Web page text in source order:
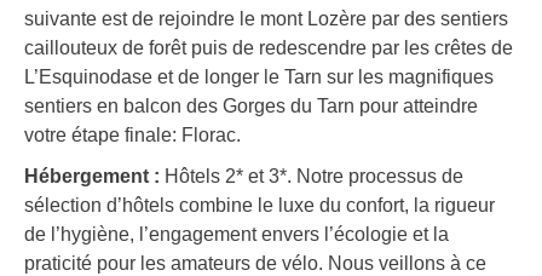
suivante est de rejoindre le mont Lozère par des sentiers
caillouteux de forêt puis de redescendre par les crêtes de
L’Esquinodase et de longer le Tarn sur les magnifiques
sentiers en balcon des Gorges du Tarn pour atteindre
votre étape finale: Florac.
Hébergement : Hôtels 2* et 3*. Notre processus de
sélection d’hôtels combine le luxe du confort, la rigueur
de l’hygiène, l’engagement envers l’écologie et la
praticité pour les amateurs de vélo. Nous veillons à ce